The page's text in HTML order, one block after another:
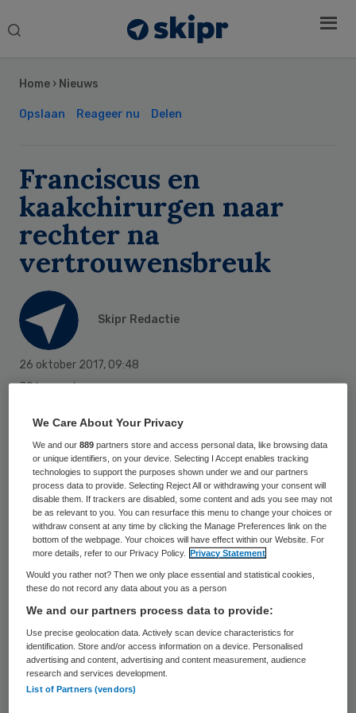
Search
Home › Nieuws
Opslaan Reageer nu Delen
Franciscus en
kaakchirurgen naar
rechter na
vertrouwensbreuk
Skipr Redactie
26 oktober 2017, 09:48
39 keer gelezen
Twee kaakchirurgen en het Franciscus
Gasthuis & Vlietland staan volgende week in
een kort geding tegenover elkaar. De zaak
gaat over een vertrouwensbreuk die het
ziekenhuis er toe noopte de samenwerking
met de chirurgen tot nader order stop te
zetten. Dat meldt het AD.
De precieze inzet van het kort geding dat
dinsdag plaatsvindt is niet bekendgemaakt.
Het AD vermoedt dat de twee
kaakchirurgen zullen eisen weer aan het
Sidebar
We Care About Your Privacy
We and our889 partners store and access personal data, like browsing data
or unique identifiers, on your device. Selecting I Accept enables tracking
technologies to support the purposes shown under we and our partners
process data to provide. Selecting Reject All or withdrawing your consent will
disable them. If trackers are disabled, some content and ads you see may not
be as relevant to you. You can resurface this menu to change your choices or
withdraw consent at any time by clicking the Manage Preferences link on the
bottom of the webpage. Your choices will have effect within our Website. For
more details, refer to our Privacy Policy.
Privacy Statement
Would you rather not? Then we only place essential and statistical cookies,
these do not record any data about you as a person
We and our partners process data to provide:
Use precise geolocation data. Actively scan device characteristics for
identification. Store and/or access information on a device. Personalised
advertising and content, advertising and content measurement, audience
research and services development.
List of Partners (vendors)